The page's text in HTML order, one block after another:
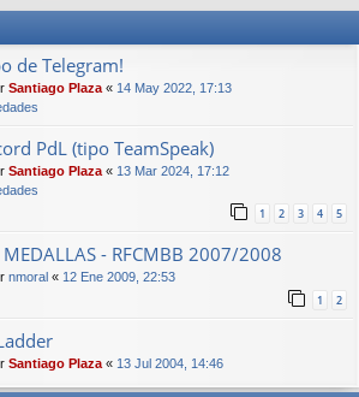
de Telegram!
Santiago Plaza « 14 May 2022, 17:13
PdL (tipo TeamSpeak)
Santiago Plaza « 13 Mar 2024, 17:12
1 2 3 4 5
MEDALLAS - RFCMBB 2007/2008
nmoral « 12 Ene 2009, 22:53
1 2
Santiago Plaza« 13 Jul 2004, 14:46